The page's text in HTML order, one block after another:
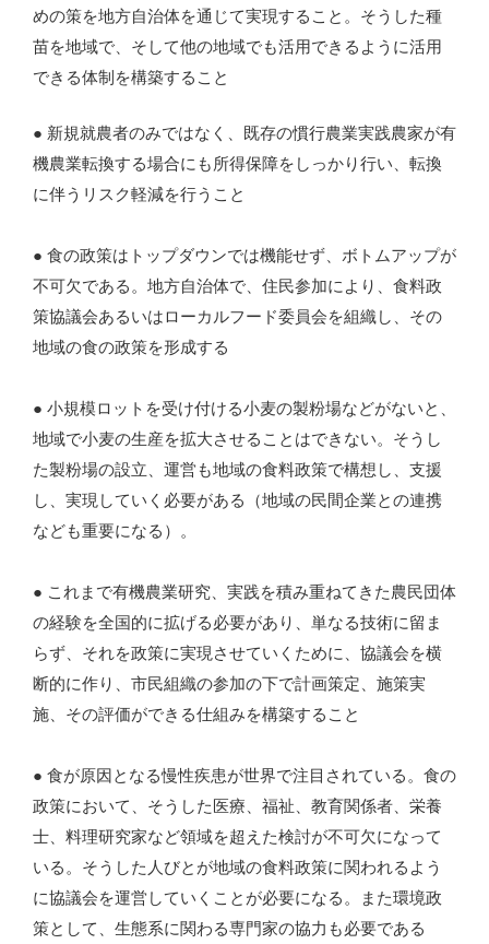
めの策を地方自治体を通じて実現すること。そうした種
苗を地域で、そして他の地域でも活用できるように活用
できる体制を構築すること
● 新規就農者のみではなく、既存の慣行農業実践農家が有
機農業転換する場合にも所得保障をしっかり行い、転換
に伴うリスク軽減を行うこと
● 食の政策はトップダウンでは機能せず、ボトムアップが
不可欠である。地方自治体で、住民参加により、食料政
策協議会あるいはローカルフード委員会を組織し、その
地域の食の政策を形成する
● 小規模ロットを受け付ける小麦の製粉場などがないと、
地域で小麦の生産を拡大させることはできない。そうし
た製粉場の設立、運営も地域の食料政策で構想し、支援
し、実現していく必要がある（地域の民間企業との連携
なども重要になる）。
● これまで有機農業研究、実践を積み重ねてきた農民団体
の経験を全国的に拡げる必要があり、単なる技術に留ま
らず、それを政策に実現させていくために、協議会を横
断的に作り、市民組織の参加の下で計画策定、施策実
施、その評価ができる仕組みを構築すること
● 食が原因となる慢性疾患が世界で注目されている。食の
政策において、そうした医療、福祉、教育関係者、栄養
士、料理研究家など領域を超えた検討が不可欠になって
いる。そうした人びとが地域の食料政策に関われるよう
に協議会を運営していくことが必要になる。また環境政
策として、生態系に関わる専門家の協力も必要である